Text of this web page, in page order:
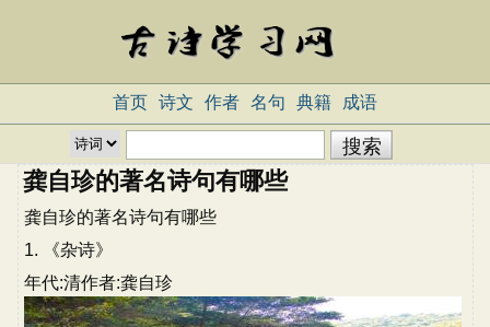
首页 诗文 作者 名句 典籍 成语
龚自珍的著名诗句有哪些
龚自珍的著名诗句有哪些
1. 《杂诗》
年代:清作者:龚自珍